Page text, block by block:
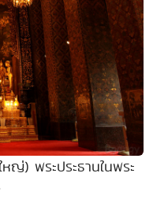
ญ่) พระประธานในพระ